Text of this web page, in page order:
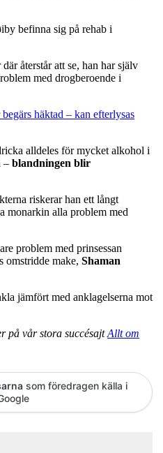
befinna sig på rehab i
återstår att se, han har själv
med drogberoende i
häktad – kan efterlysas
alldeles för mycket alkohol i
– blandningen blir
riskerar han ett långt
monarkin alla problem med
problem med prinsessan
omstridde make, Shaman
jämfört med anklagelserna mot
på vår stora succésajtAllt om
som föredragen källa i